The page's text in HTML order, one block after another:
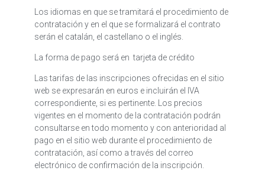
Los idiomas en que se tramitará el procedimiento de
contratación y en el que se formalizará el contrato
serán el catalán, el castellano o el inglés.
La forma de pago será en tarjeta de crédito
Las tarifas de las inscripciones ofrecidas en el sitio
web se expresarán en euros e incluirán el IVA
correspondiente, si es pertinente. Los precios
vigentes en el momento de la contratación podrán
consultarse en todo momento y con anterioridad al
pago en el sitio web durante el procedimiento de
contratación, así como a través del correo
electrónico de confirmación de la inscripción.